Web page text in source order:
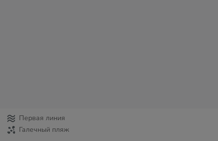
Первая линия
Галечный пляж